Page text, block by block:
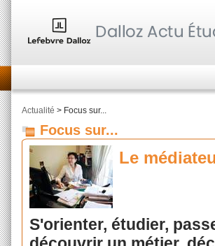
Actualité > Focus sur...
Focus sur...
Le
S'orienter, étudier,